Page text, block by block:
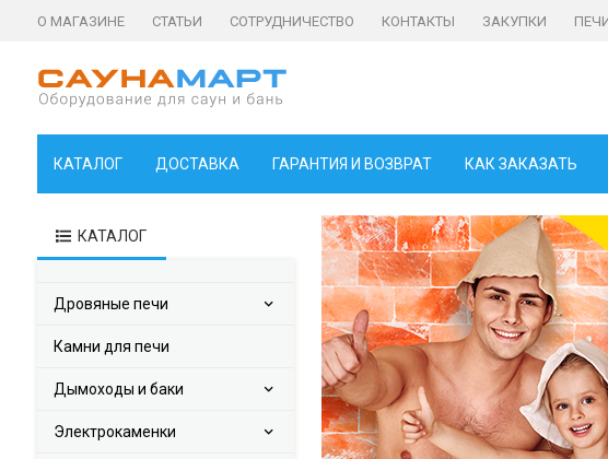
О МАГАЗИНЕ СТАТЬИ СОТРУДНИЧЕСТВО КОНТАКТЫ ЗАКУПКИ
КАТАЛОГ ДОСТАВКА ГАРАНТИЯ И ВОЗВРАТ КАК ЗАКАЗАТЬ
КАТАЛОГ
Дровяные печи
Камни для печи
Дымоходы и баки
Электрокаменки